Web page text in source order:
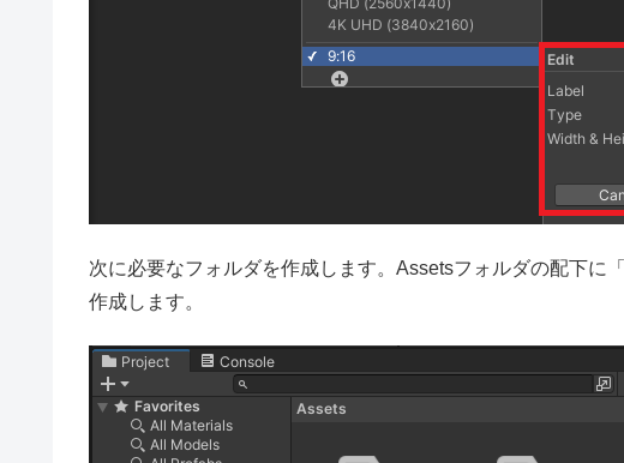
次に必要なフォルダを作成します。Assetsフォルダの配下に
作成します。